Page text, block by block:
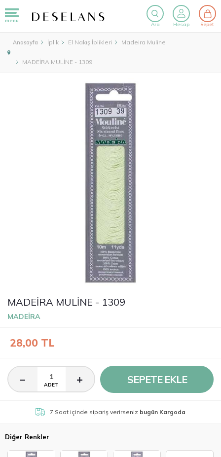
menü
Ara Hesap Sepet
Anasayfa İplik El Nakış İplikleri Madeira Muline
MADEİRA MULİNE - 1309
MADEİRA MULİNE - 1309
MADEİRA
28,00 TL
ADET SEPETE EKLE
7 Saat içinde sipariş verirseniz bugün Kargoda
Diğer Renkler